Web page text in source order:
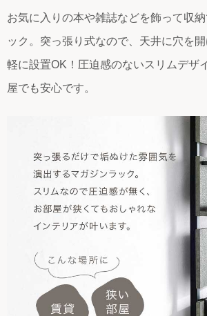
お気に入りの本や雑誌などを飾って収
ック。突っ張り式なので、天井に穴を
軽に設置OK！圧迫感のないスリムデザ
屋でも安心です。